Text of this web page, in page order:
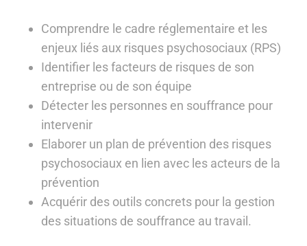
Comprendre le cadre réglementaire et les
enjeux liés aux risques psychosociaux (RPS)
Identifier les facteurs de risques de son
entreprise ou de son équipe
Détecter les personnes en souffrance pour
intervenir
Elaborer un plan de prévention des risques
psychosociaux en lien avec les acteurs de la
prévention
Acquérir des outils concrets pour la gestion
des situations de souffrance au travail.